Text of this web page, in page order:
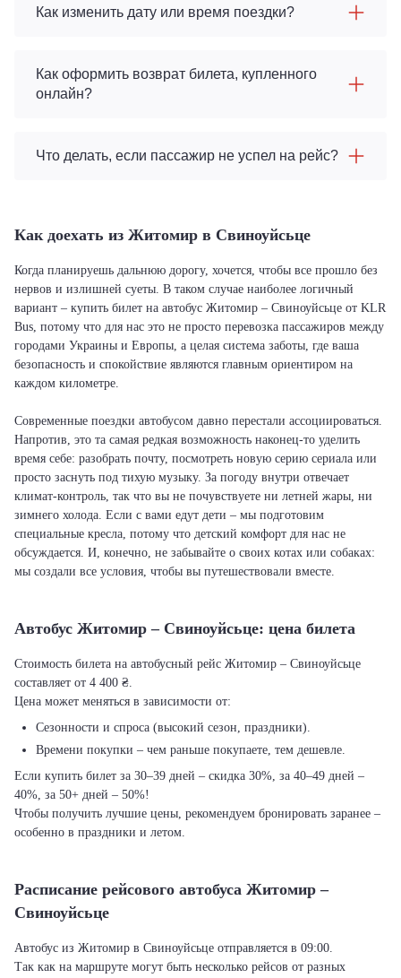
Как изменить дату или время поездки?
Как оформить возврат билета, купленного
онлайн?
Что делать, если пассажир не успел на рейс?
Как доехать из Житомир в Свиноуйсьце
Когда планируешь дальнюю дорогу, хочется, чтобы все прошло без
нервов и излишней суеты. В таком случае наиболее логичный
вариант – купить билет на автобус Житомир – Свиноуйсьце от KLR
Bus, потому что для нас это не просто перевозка пассажиров между
городами Украины и Европы, а целая система заботы, где ваша
безопасность и спокойствие являются главным ориентиром на
каждом километре.
Современные поездки автобусом давно перестали ассоциироваться.
Напротив, это та самая редкая возможность наконец-то уделить
время себе: разобрать почту, посмотреть новую серию сериала или
просто заснуть под тихую музыку. За погоду внутри отвечает
климат-контроль, так что вы не почувствуете ни летней жары, ни
зимнего холода. Если с вами едут дети – мы подготовим
специальные кресла, потому что детский комфорт для нас не
обсуждается. И, конечно, не забывайте о своих котах или собаках:
мы создали все условия, чтобы вы путешествовали вместе.
Автобус Житомир – Свиноуйсьце: цена билета
Стоимость билета на автобусный рейс Житомир – Свиноуйсьце
составляет от 4 400 ₴.
Цена может меняться в зависимости от:
Сезонности и спроса (высокий сезон, праздники).
Времени покупки – чем раньше покупаете, тем дешевле.
Если купить билет за 30–39 дней – скидка 30%, за 40–49 дней –
40%, за 50+ дней – 50%!
Чтобы получить лучшие цены, рекомендуем бронировать заранее –
особенно в праздники и летом.
Расписание рейсового автобуса Житомир –
Свиноуйсьце
Автобус из Житомир в Свиноуйсьце отправляется в 09:00.
Так как на маршруте могут быть несколько рейсов от разных